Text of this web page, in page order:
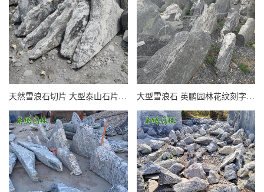
天然雪浪石切片 大型泰山石片石公园景观石假山造景组合花纹景石 大型雪浪石 英鹏园林花纹刻字石厂家批发 学校校训石海浪石泰山